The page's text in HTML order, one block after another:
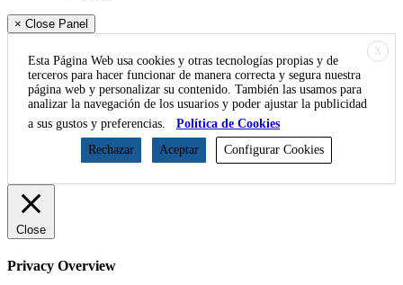
× Close Panel
X
Esta Página Web usa cookies y otras tecnologías propias y de
terceros para hacer funcionar de manera correcta y segura nuestra
página web y personalizar su contenido. También las usamos para
analizar la navegación de los usuarios y poder ajustar la publicidad
a sus gustos y preferencias.
Política de Cookies
Rechazar
Aceptar Configurar Cookies
Close
Privacy Overview